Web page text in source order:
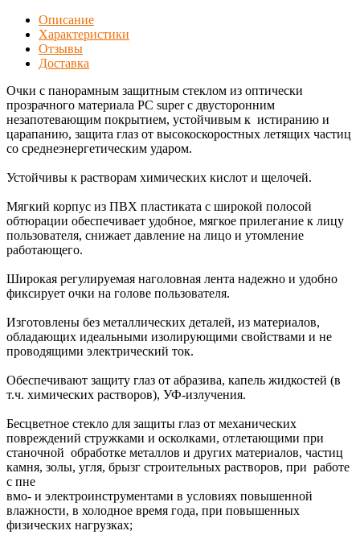
Описание
Характеристики
Отзывы
Доставка
Очки с панорамным защитным стеклом из оптически
прозрачного материала РС super с двусторонним
незапотевающим покрытием, устойчивым к истиранию и
царапанию, защита глаз от высокоскоростных летящих частиц
со среднеэнергетическим ударом.
Устойчивы к растворам химических кислот и щелочей.
Мягкий корпус из ПВХ пластиката с широкой полосой
обтюрации обеспечивает удобное, мягкое прилегание к лицу
пользователя, снижает давление на лицо и утомление
работающего.
Широкая регулируемая наголовная лента надежно и удобно
фиксирует очки на голове пользователя.
Изготовлены без металлических деталей, из материалов,
обладающих идеальными изолирующими свойствами и не
проводящими электрический ток.
Обеспечивают защиту глаз от абразива, капель жидкостей (в
т.ч. химических растворов), УФ-излучения.
Бесцветное стекло для защиты глаз от механических
повреждений стружками и осколками, отлетающими при
станочной обработке металлов и других материалов, частиц
камня, золы, угля, брызг строительных растворов, при работе
с пне
вмо- и электроинструментами в условиях повышенной
влажности, в холодное время года, при повышенных
физических нагрузках;